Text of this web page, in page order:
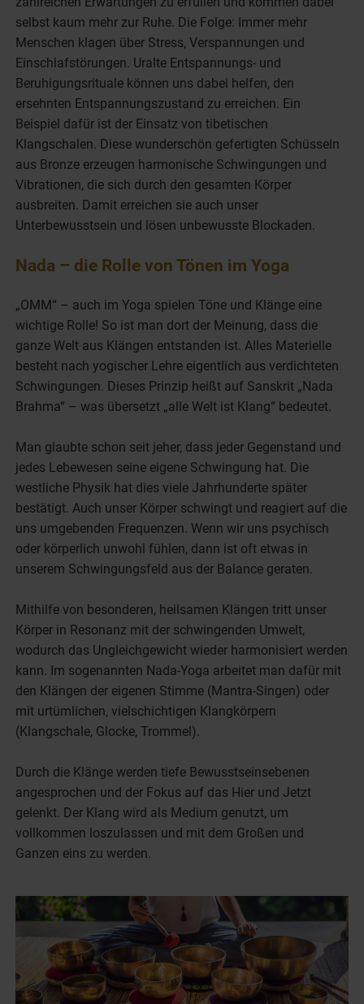
selbst kaum mehr zur Ruhe. Die Folge: Immer mehr
Menschen klagen über Stress, Verspannungen und
Einschlafstörungen. Uralte Entspannungs- und
Beruhigungsrituale können uns dabei helfen, den
ersehnten Entspannungszustand zu erreichen. Ein
Beispiel dafür ist der Einsatz von tibetischen
Klangschalen. Diese wunderschön gefertigten Schüsseln
aus Bronze erzeugen harmonische Schwingungen und
Vibrationen, die sich durch den gesamten Körper
ausbreiten. Damit erreichen sie auch unser
Unterbewusstsein und lösen unbewusste Blockaden.
Nada – die Rolle von Tönen im Yoga
„OMM“ – auch im Yoga spielen Töne und Klänge eine
wichtige Rolle! So ist man dort der Meinung, dass die
ganze Welt aus Klängen entstanden ist. Alles Materielle
besteht nach yogischer Lehre eigentlich aus verdichteten
Schwingungen. Dieses Prinzip heißt auf Sanskrit „Nada
Brahma“ – was übersetzt „alle Welt ist Klang“ bedeutet.
Man glaubte schon seit jeher, dass jeder Gegenstand und
jedes Lebewesen seine eigene Schwingung hat. Die
westliche Physik hat dies viele Jahrhunderte später
bestätigt. Auch unser Körper schwingt und reagiert auf die
uns umgebenden Frequenzen. Wenn wir uns psychisch
oder körperlich unwohl fühlen, dann ist oft etwas in
unserem Schwingungsfeld aus der Balance geraten.
Mithilfe von besonderen, heilsamen Klängen tritt unser
Körper in Resonanz mit der schwingenden Umwelt,
wodurch das Ungleichgewicht wieder harmonisiert werden
kann. Im sogenannten Nada-Yoga arbeitet man dafür mit
den Klängen der eigenen Stimme (Mantra-Singen) oder
mit urtümlichen, vielschichtigen Klangkörpern
(Klangschale, Glocke, Trommel).
Durch die Klänge werden tiefe Bewusstseinsebenen
angesprochen und der Fokus auf das Hier und Jetzt
gelenkt. Der Klang wird als Medium genutzt, um
vollkommen loszulassen und mit dem Großen und
Ganzen eins zu werden.